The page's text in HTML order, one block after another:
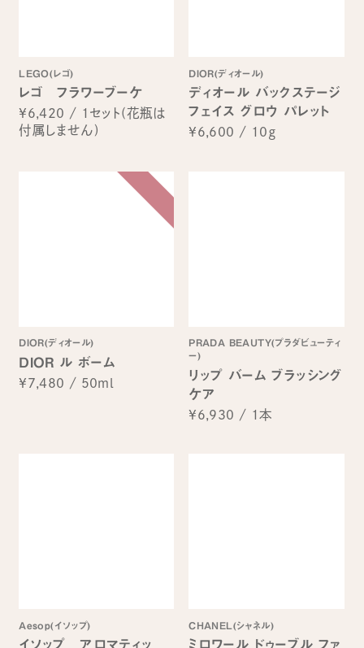
LEGO(レゴ)
レゴ フラワーブーケ
¥6,420 / 1セット(花瓶は
付属しません)
DIOR(ディオール)
ディオール バックステージ
フェイス グロウ パレット
¥6,600 / 10ｇ
DIOR(ディオール)
DIOR ル ボーム
¥7,480 / 50ml
PRADA BEAUTY(プラダビューティ
ー)
リップ バーム ブラッシング
ケア
¥6,930 / 1本
Aesop(イソップ)
イソップ アロマティッ
CHANEL(シャネル)
ミロワール ドゥーブル ファ